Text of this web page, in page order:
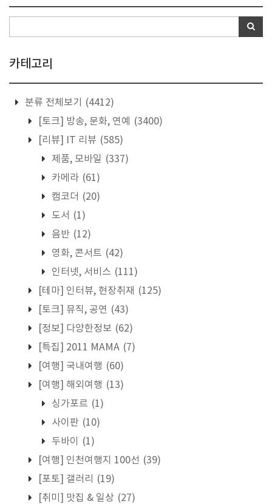
카테고리
분류 전체보기
(4412)
[토크] 방송, 문화, 연예
(3400)
[리뷰] IT 리뷰 (585)
제품, 모바일 (337)
카메라 (61)
캠코더 (20)
도서 (1)
음반 (12)
영화, 콘서트 (42)
인터넷, 서비스 (111)
[테마] 인터뷰, 현장취재 (125)
[토크] 뮤직, 공연 (43)
[정보] 다양한정보 (62)
[특집] 2011 MAMA (7)
[여행] 국내여행 (60)
[여행] 해외여행 (13)
싱가포르 (1)
사이판 (10)
두바이
(1)
[여행] 인천여행지 100선 (39)
[포토] 갤러리
(19)
[취미] 맛집 & 일상 (27)